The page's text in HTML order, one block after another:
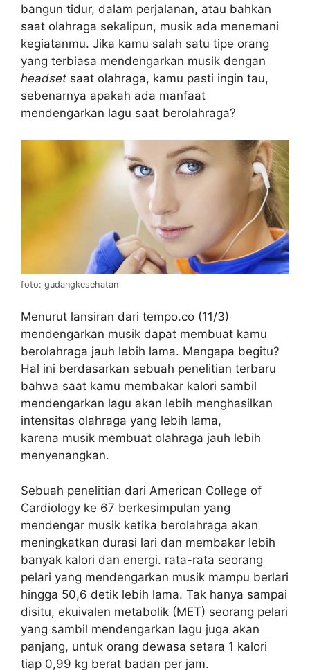
bangun tidur, dalam perjalanan, atau bahkan
saat olahraga sekalipun, musik ada menemani
kegiatanmu. Jika kamu salah satu tipe orang
yang terbiasa mendengarkan musik dengan
headset saat olahraga, kamu pasti ingin tau,
sebenarnya apakah ada manfaat
mendengarkan lagu saat berolahraga?
foto: gudangkesehatan
Menurut lansiran dari tempo.co (11/3)
mendengarkan musik dapat membuat kamu
berolahraga jauh lebih lama. Mengapa begitu?
Hal ini berdasarkan sebuah penelitian terbaru
bahwa saat kamu membakar kalori sambil
mendengarkan lagu akan lebih menghasilkan
intensitas olahraga yang lebih lama,
karena musik membuat olahraga jauh lebih
menyenangkan.
Sebuah penelitian dari American College of
Cardiology ke 67 berkesimpulan yang
mendengar musik ketika berolahraga akan
meningkatkan durasi lari dan membakar lebih
banyak kalori dan energi. rata-rata seorang
pelari yang mendengarkan musik mampu berlari
hingga 50,6 detik lebih lama. Tak hanya sampai
disitu, ekuivalen metabolik (MET) seorang pelari
yang sambil mendengarkan lagu juga akan
panjang, untuk orang dewasa setara 1 kalori
tiap 0,99 kg berat badan per jam.